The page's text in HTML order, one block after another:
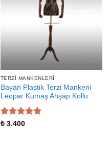
TERZI MANKENLERI
Bayan Plastik Terzi Mankeni
Leopar Kumaş Ahşap Kollu
5 üzerinden
₺3.400